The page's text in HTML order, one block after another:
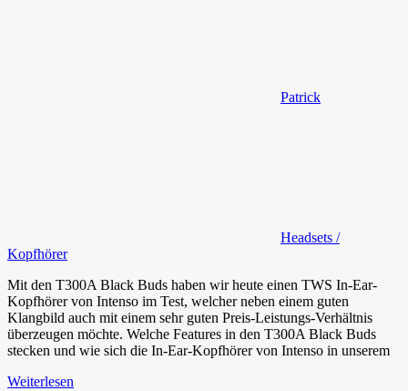
Patrick
Headsets /
Kopfhörer
Mit den T300A Black Buds haben wir heute einen TWS In-Ear-
Kopfhörer von Intenso im Test, welcher neben einem guten
Klangbild auch mit einem sehr guten Preis-Leistungs-Verhältnis
überzeugen möchte. Welche Features in den T300A Black Buds
stecken und wie sich die In-Ear-Kopfhörer von Intenso in unserem
Weiterlesen